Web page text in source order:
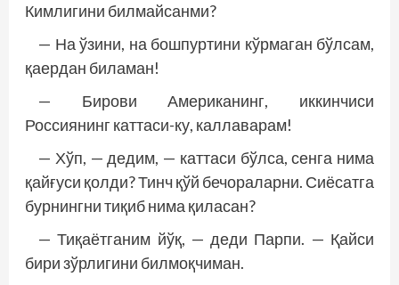
Кимлигини билмайсанми?
— На ўзини, на бошпуртини кўрмаган бўлсам,
қаердан биламан!
— Бирови Американинг, иккинчиси
Россиянинг каттаси-ку, каллаварам!
— Хўп, — дедим, — каттаси бўлса, сенга нима
қайғуси қолди? Тинч қўй бечораларни. Сиёсатга
бурнингни тиқиб нима қиласан?
— Тиқаётганим йўқ, — деди Парпи. — Қайси
бири зўрлигини билмоқчиман.